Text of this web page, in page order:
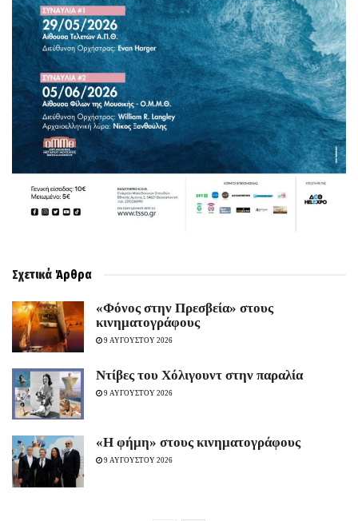
Σχετικά Άρθρα
«Φόνος στην Πρεσβεία» στους
κινηματογράφους
9 ΑΥΓΟΥΣΤΟΥ 2026
Ντίβες του Χόλιγουντ στην παραλία
9 ΑΥΓΟΥΣΤΟΥ 2026
«H φήμη» στους κινηματογράφους
9 ΑΥΓΟΥΣΤΟΥ 2026